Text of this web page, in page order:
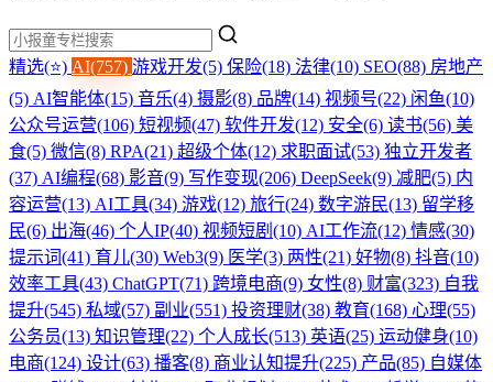
精选(⭐) AI(757) 游戏开发(5) 保险(18) 法律(10) SEO(88) 房地产
(5) AI智能体(15) 音乐(4) 摄影(8) 品牌(14) 视频号(22) 闲鱼(10)
公众号运营(106) 短视频(47) 软件开发(12) 安全(6) 读书(56) 美
食(5) 微信(8) RPA(21) 超级个体(12) 求职面试(53) 独立开发者
(37) AI编程(68) 影音(9) 写作变现(206) DeepSeek(9) 减肥(5) 内
容运营(13) AI工具(34) 游戏(12) 旅行(24) 数字游民(13) 留学移
民(6) 出海(46) 个人IP(40) 视频短剧(10) AI工作流(12) 情感(30)
提示词(41) 育儿(30) Web3(9) 医学(3) 两性(21) 好物(8) 抖音(10)
效率工具(43) ChatGPT(71) 跨境电商(9) 女性(8) 财富(323) 自我
提升(545) 私域(57) 副业(551) 投资理财(38) 教育(168) 心理(55)
公务员(13) 知识管理(22) 个人成长(513) 英语(25) 运动健身(10)
电商(124) 设计(63) 播客(8) 商业认知提升(225) 产品(85) 自媒体